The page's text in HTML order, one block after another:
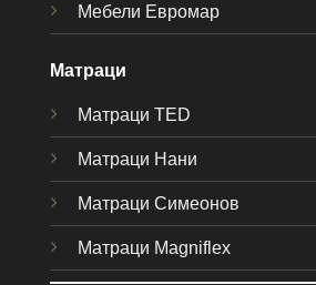
Мебели Евромар
Матраци
Матраци TED
Матраци Нани
Матраци Симеонов
Матраци Magniflex